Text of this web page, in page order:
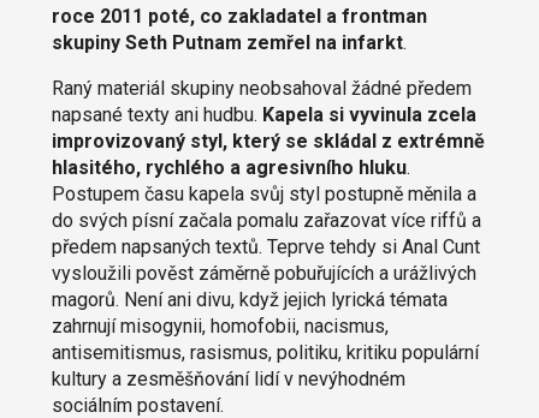
roce 2011 poté, co zakladatel a frontman
skupiny Seth Putnam zemřel na infarkt.
Raný materiál skupiny neobsahoval žádné předem
napsané texty ani hudbu. Kapela si vyvinula zcela
improvizovaný styl, který se skládal z extrémně
hlasitého, rychlého a agresivního hluku.
Postupem času kapela svůj styl postupně měnila a
do svých písní začala pomalu zařazovat více riffů a
předem napsaných textů. Teprve tehdy si Anal Cunt
vysloužili pověst záměrně pobuřujících a urážlivých
magorů. Není ani divu, když jejich lyrická témata
zahrnují misogynii, homofobii, nacismus,
antisemitismus, rasismus, politiku, kritiku populární
kultury a zesměšňování lidí v nevýhodném
sociálním postavení.